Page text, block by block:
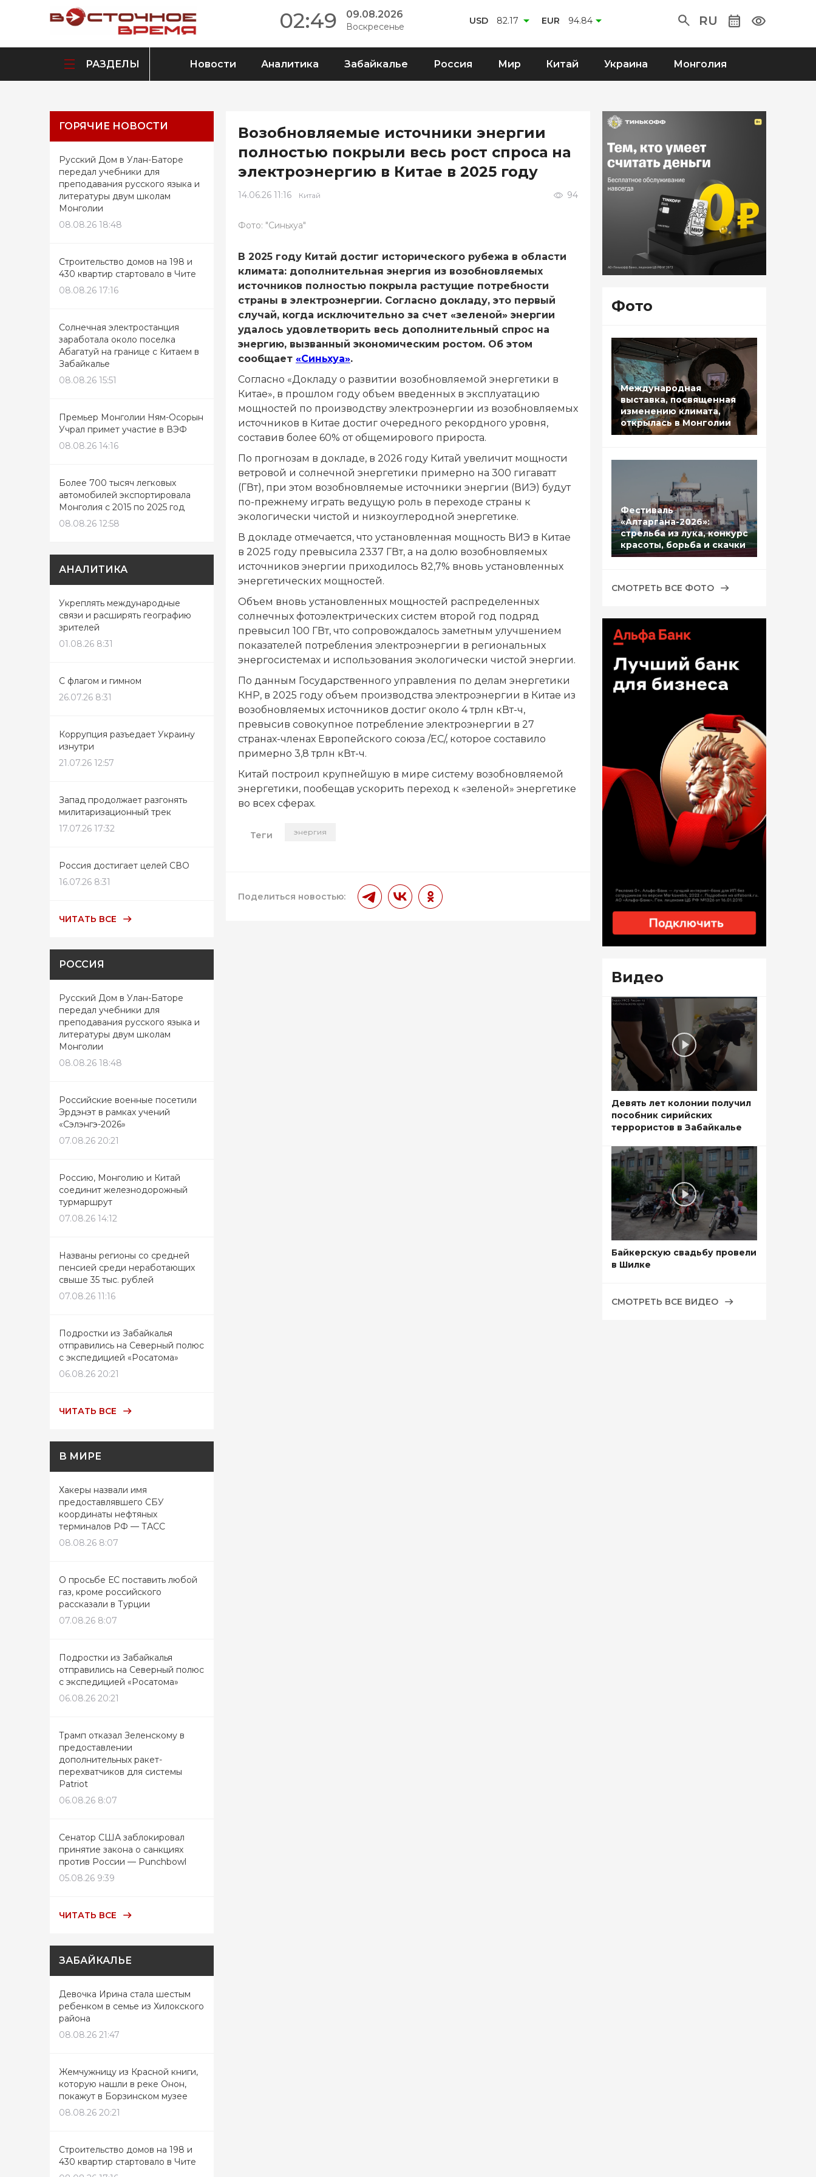
02:49 09.08.2026
Воскресенье
USD 82.17 EUR 94.84 RU
РАЗДЕЛЫ Новости Аналитика Забайкалье Россия Мир Китай Украина Монголия
ГОРЯЧИЕ НОВОСТИ
Русский Дом в Улан-Баторе
передал учебники для
преподавания русского языка и
литературы двум школам
Монголии
08.08.26 18:48
Строительство домов на 198 и
430 квартир стартовало в Чите
08.08.26 17:16
Солнечная электростанция
заработала около поселка
Абагатуй на границе с Китаем в
Забайкалье
08.08.26 15:51
Премьер Монголии Ням-Осорын
Учрал примет участие в ВЭФ
08.08.26 14:16
Более 700 тысяч легковых
автомобилей экспортировала
Монголия с 2015 по 2025 год
08.08.26 12:58
АНАЛИТИКА
Укреплять международные
связи и расширять географию
зрителей
01.08.26 8:31
С флагом и гимном
26.07.26 8:31
Коррупция разъедает Украину
изнутри
21.07.26 12:57
Запад продолжает разгонять
милитаризационный трек
17.07.26 17:32
Россия достигает целей СВО
16.07.26 8:31
ЧИТАТЬ ВСЕ
РОССИЯ
Русский Дом в Улан-Баторе
передал учебники для
преподавания русского языка и
литературы двум школам
Монголии
08.08.26 18:48
Российские военные посетили
Эрдэнэт в рамках учений
«Сэлэнгэ-2026»
07.08.26 20:21
Россию, Монголию и Китай
соединит железнодорожный
турмаршрут
07.08.26 14:12
Названы регионы со средней
пенсией среди неработающих
свыше 35 тыс. рублей
07.08.26 11:16
Подростки из Забайкалья
отправились на Северный полюс
с экспедицией «Росатома»
06.08.26 20:21
ЧИТАТЬ ВСЕ
В МИРЕ
Хакеры назвали имя
предоставлявшего СБУ
координаты нефтяных
терминалов РФ — ТАСС
08.08.26 8:07
О просьбе ЕС поставить любой
газ, кроме российского
рассказали в Турции
07.08.26 8:07
Подростки из Забайкалья
отправились на Северный полюс
с экспедицией «Росатома»
06.08.26 20:21
Трамп отказал Зеленскому в
предоставлении
дополнительных ракет-
перехватчиков для системы
Patriot
06.08.26 8:07
Сенатор США заблокировал
принятие закона о санкциях
против России — Punchbowl
05.08.26 9:39
ЧИТАТЬ ВСЕ
ЗАБАЙКАЛЬЕ
Девочка Ирина стала шестым
ребенком в семье из Хилокского
района
08.08.26 21:47
Жемчужницу из Красной книги,
которую нашли в реке Онон,
покажут в Борзинском музее
08.08.26 20:21
Строительство домов на 198 и
430 квартир стартовало в Чите
Возобновляемые источники энергии
полностью покрыли весь рост спроса на
электроэнергию в Китае в 2025 году
14.06.26 11:16 Китай 94
Фото: "Синьхуа"
В 2025 году Китай достиг исторического рубежа в области
климата: дополнительная энергия из возобновляемых
источников полностью покрыла растущие потребности
страны в электроэнергии. Согласно докладу, это первый
случай, когда исключительно за счет «зеленой» энергии
удалось удовлетворить весь дополнительный спрос на
энергию, вызванный экономическим ростом. Об этом
сообщает «Синьхуа».
Согласно «Докладу о развитии возобновляемой энергетики в
Китае», в прошлом году объем введенных в эксплуатацию
мощностей по производству электроэнергии из возобновляемых
источников в Китае достиг очередного рекордного уровня,
составив более 60% от общемирового прироста.
По прогнозам в докладе, в 2026 году Китай увеличит мощности
ветровой и солнечной энергетики примерно на 300 гигаватт
(ГВт), при этом возобновляемые источники энергии (ВИЭ) будут
по-прежнему играть ведущую роль в переходе страны к
экологически чистой и низкоуглеродной энергетике.
В докладе отмечается, что установленная мощность ВИЭ в Китае
в 2025 году превысила 2337 ГВт, а на долю возобновляемых
источников энергии приходилось 82,7% вновь установленных
энергетических мощностей.
Объем вновь установленных мощностей распределенных
солнечных фотоэлектрических систем второй год подряд
превысил 100 ГВт, что сопровождалось заметным улучшением
показателей потребления электроэнергии в региональных
энергосистемах и использования экологически чистой энергии.
По данным Государственного управления по делам энергетики
КНР, в 2025 году объем производства электроэнергии в Китае из
возобновляемых источников достиг около 4 трлн кВт-ч,
превысив совокупное потребление электроэнергии в 27
странах-членах Европейского союза /ЕС/, которое составило
примерно 3,8 трлн кВт-ч.
Китай построил крупнейшую в мире систему возобновляемой
энергетики, пообещав ускорить переход к «зеленой» энергетике
во всех сферах.
Теги энергия
Поделиться новостью:
Фото
Международная
выставка, посвященная
изменению климата,
открылась в Монголии
Фестиваль
«Алтаргана-2026»:
стрельба из лука, конкурс
красоты, борьба и скачки
СМОТРЕТЬ ВСЕ ФОТО
Видео
Девять лет колонии получил
пособник сирийских
террористов в Забайкалье
Байкерскую свадьбу провели
в Шилке
СМОТРЕТЬ ВСЕ ВИДЕО